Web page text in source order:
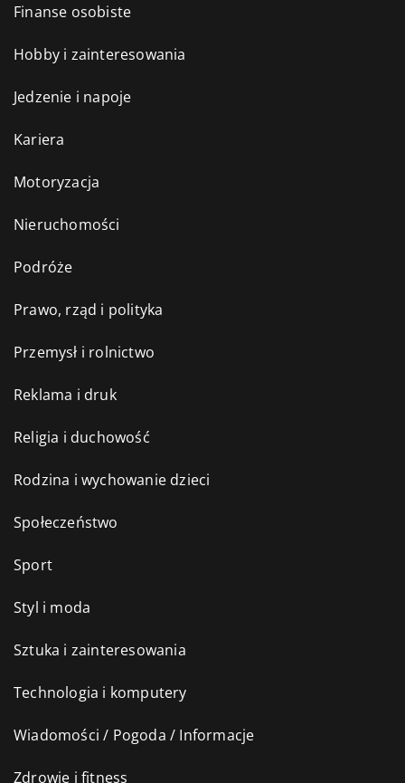
Finanse osobiste
Hobby i zainteresowania
Jedzenie i napoje
Kariera
Motoryzacja
Nieruchomości
Podróże
Prawo, rząd i polityka
Przemysł i rolnictwo
Reklama i druk
Religia i duchowość
Rodzina i wychowanie dzieci
Społeczeństwo
Sport
Styl i moda
Sztuka i zainteresowania
Technologia i komputery
Wiadomości / Pogoda / Informacje
Zdrowie i fitness